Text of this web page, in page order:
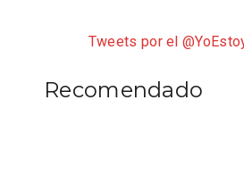
Tweets por el
Recomendado